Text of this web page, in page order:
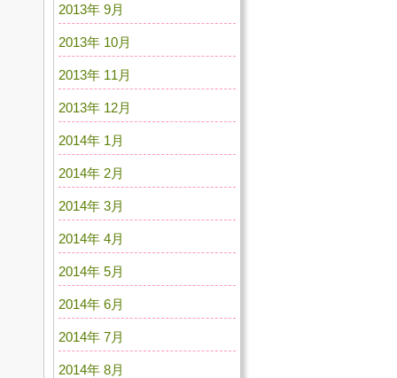
2013年 9月
2013年 10月
2013年 11月
2013年 12月
2014年 1月
2014年 2月
2014年 3月
2014年 4月
2014年 5月
2014年 6月
2014年 7月
2014年 8月